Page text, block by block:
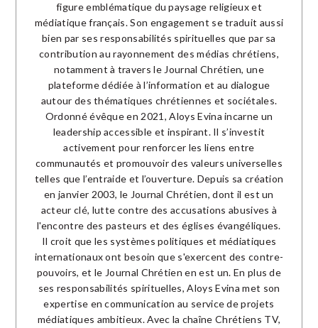
figure emblématique du paysage religieux et
médiatique français. Son engagement se traduit aussi
bien par ses responsabilités spirituelles que par sa
contribution au rayonnement des médias chrétiens,
notamment à travers le Journal Chrétien, une
plateforme dédiée à l’information et au dialogue
autour des thématiques chrétiennes et sociétales.
Ordonné évêque en 2021, Aloys Evina incarne un
leadership accessible et inspirant. Il s’investit
activement pour renforcer les liens entre
communautés et promouvoir des valeurs universelles
telles que l’entraide et l’ouverture. Depuis sa création
en janvier 2003, le Journal Chrétien, dont il est un
acteur clé, lutte contre des accusations abusives à
l'encontre des pasteurs et des églises évangéliques.
Il croit que les systèmes politiques et médiatiques
internationaux ont besoin que s'exercent des contre-
pouvoirs, et le Journal Chrétien en est un. En plus de
ses responsabilités spirituelles, Aloys Evina met son
expertise en communication au service de projets
médiatiques ambitieux. Avec la chaîne Chrétiens TV,